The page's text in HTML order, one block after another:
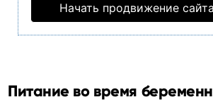
Начать продвижение сайта
Питание во время